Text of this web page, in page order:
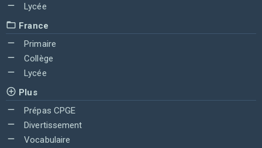
Lycée
France
Primaire
Collège
Lycée
Plus
Prépas CPGE
Divertissement
Vocabulaire